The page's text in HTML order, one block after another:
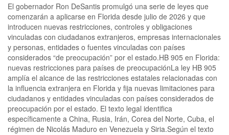
El gobernador Ron DeSantis promulgó una serie de leyes que
comenzarán a aplicarse en Florida desde julio de 2026 y que
introducen nuevas restricciones, controles y obligaciones
vinculadas con ciudadanos extranjeros, empresas internacionales
y personas, entidades o fuentes vinculadas con países
considerados “de preocupación” por el estado.HB 905 en Florida:
nuevas restricciones para países de preocupaciónLa ley HB 905
amplía el alcance de las restricciones estatales relacionadas con
la influencia extranjera en Florida y fija nuevas limitaciones para
ciudadanos y entidades vinculadas con países considerados de
preocupación por el estado. El texto legal identifica
específicamente a China, Rusia, Irán, Corea del Norte, Cuba, el
régimen de Nicolás Maduro en Venezuela y Siria.Según el texto